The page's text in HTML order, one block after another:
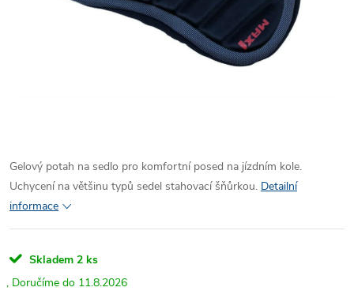
Gelový potah na sedlo pro komfortní posed na jízdním kole.
Uchycení na většinu typů sedel stahovací šňůrkou. Detailní
informace
Skladem 2 ks
11.8.2026